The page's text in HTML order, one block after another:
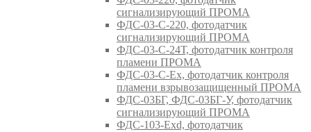
сигнализирующий ПРОМА
ФДС-03-С-220, фотодатчик
сигнализирующий ПРОМА
ФДС-03-С-24Т, фотодатчик контроля
пламени ПРОМА
ФДС-03-С-Ex, фотодатчик контроля
пламени взрывозащищенный ПРОМА
ФДС-03БГ, ФДС-03БГ-У, фотодатчик
сигнализирующий ПРОМА
ФДС-103-Ехd, фотодатчик